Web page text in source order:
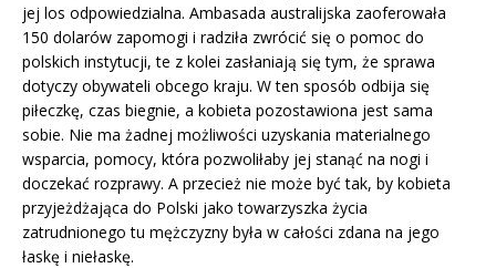
jej los odpowiedzialna. Ambasada australijska zaoferowała
150 dolarów zapomogi i radziła zwrócić się o pomoc do
polskich instytucji, te z kolei zasłaniają się tym, że sprawa
dotyczy obywateli obcego kraju. W ten sposób odbija się
piłeczkę, czas biegnie, a kobieta pozostawiona jest sama
sobie. Nie ma żadnej możliwości uzyskania materialnego
wsparcia, pomocy, która pozwoliłaby jej stanąć na nogi i
doczekać rozprawy. A przecież nie może być tak, by kobieta
przyjeżdżająca do Polski jako towarzyszka życia
zatrudnionego tu mężczyzny była w całości zdana na jego
łaskę i niełaskę.